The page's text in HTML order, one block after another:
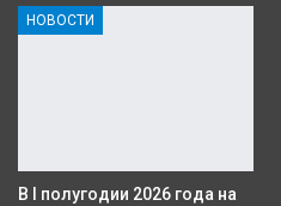
НОВОСТИ
В I полугодии 2026 года на